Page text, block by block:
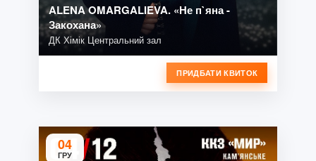
ALENA OMARGALIEVA. «Не п`яна -
Закохана»
ДК Хімік Центральний зал
ПРИДБАТИ КВИТОК
04
ГРУ